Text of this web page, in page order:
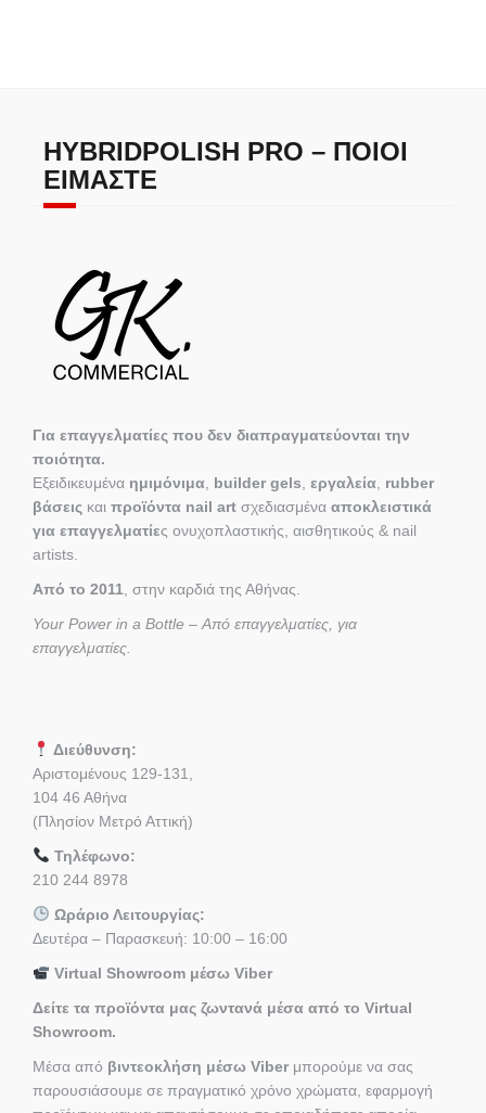
HYBRIDPOLISH PRO – ΠΟΙΟΙ
ΕΊΜΑΣΤΕ
Για επαγγελματίες που δεν διαπραγματεύονται την
ποιότητα.
Εξειδικευμένα ημιμόνιμα builder gels εργαλεία rubber
βάσεις και προϊόντα nail art σχεδιασμένα αποκλειστικά
για επαγγελματίες ονυχοπλαστικής, αισθητικούς & nail
artists.
Από το 2011 , στην καρδιά της Αθήνας.
Your Power in a Bottle – Από επαγγελματίες, για
επαγγελματίες.
Διεύθυνση:
Αριστομένους 129-131,
104 46 Αθήνα
(Πλησίον Μετρό Αττική)
Τηλέφωνο:
210 244 8978
Ωράριο Λειτουργίας:
Δευτέρα – Παρασκευή: 10:00 – 16:00
Virtual Showroom μέσω Viber
Δείτε τα προϊόντα μας ζωντανά μέσα από το Virtual
Showroom.
Μέσα από βιντεοκλήση μέσω Viber μπορούμε να σας
παρουσιάσουμε σε πραγματικό χρόνο χρώματα, εφαρμογή